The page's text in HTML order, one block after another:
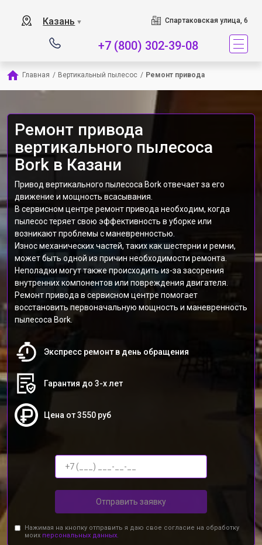
Казань ▼ Спартаковская улица, 6
+7 (800) 302-39-08
Главная / Вертикальный пылесос / Ремонт привода
Ремонт привода
вертикального пылесоса
Bork в Казани
Привод вертикального пылесоса Bork отвечает за его
движение и мощность всасывания.
В сервисном центре ремонт привода необходим, когда
пылесос теряет свою эффективность в уборке или
возникают проблемы с маневренностью.
Износ механических частей, таких как шестерни и ремни,
может быть одной из причин необходимости ремонта.
Неполадки могут также происходить из-за засорения
внутренних компонентов или повреждения двигателя.
Ремонт привода в сервисном центре помогает
восстановить первоначальную мощность и маневренность
пылесоса Bork.
Экспресс ремонт в день обращения
Гарантия до 3-х лет
Цена от 3550 руб
Отправить заявку
Нажимая на кнопку отправить я даю свое согласие на обработку
моих персональных данных.